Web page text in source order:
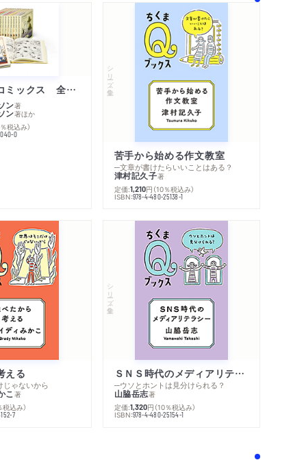
ムーミン・コミックス 全１４巻セット
ン著
ン著ほか
％税込み）
0
シリーズ・全集
苦手から始める作文教室
─文章が書けたらいいことはある？
津村記久子著
定価:1,210円 （10％税込み）
ISBN:978-4-480-25138-1
える
ゃないから
こ著
税込み）
7
シリーズ・全集
ＳＮＳ時代のメディアリテラシー
─ウソとホントは見分けられる？
山脇岳志著
定価:1,320円 （10％税込み）
ISBN:978-4-480-25154-1